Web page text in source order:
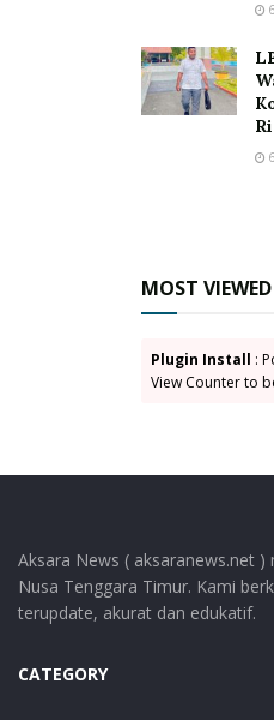
MOST VIEWED
Plugin Install :
View Counter to
Aksara News ( aksaranews.net
Nusa Tenggara Timur. Kami
terupdate, akurat dan edukatif.
CATEGORY